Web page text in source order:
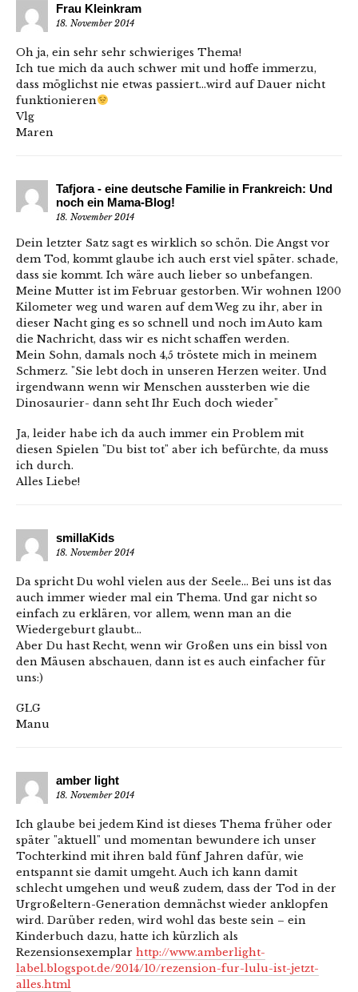
Frau Kleinkram
18. November 2014
Oh ja, ein sehr sehr schwieriges Thema!
Ich tue mich da auch schwer mit und hoffe immerzu,
dass möglichst nie etwas passiert…wird auf Dauer nicht
funktionieren
Vlg
Maren
Tafjora - eine deutsche Familie in Frankreich: Und
noch ein Mama-Blog!
18. November 2014
Dein letzter Satz sagt es wirklich so schön. Die Angst vor
dem Tod, kommt glaube ich auch erst viel später. schade,
dass sie kommt. Ich wäre auch lieber so unbefangen.
Meine Mutter ist im Februar gestorben. Wir wohnen 1200
Kilometer weg und waren auf dem Weg zu ihr, aber in
dieser Nacht ging es so schnell und noch im Auto kam
die Nachricht, dass wir es nicht schaffen werden.
Mein Sohn, damals noch 4,5 tröstete mich in meinem
Schmerz. "Sie lebt doch in unseren Herzen weiter. Und
irgendwann wenn wir Menschen aussterben wie die
Dinosaurier- dann seht Ihr Euch doch wieder"
Ja, leider habe ich da auch immer ein Problem mit
diesen Spielen "Du bist tot" aber ich befürchte, da muss
ich durch.
Alles Liebe!
smillaKids
18. November 2014
Da spricht Du wohl vielen aus der Seele… Bei uns ist das
auch immer wieder mal ein Thema. Und gar nicht so
einfach zu erklären, vor allem, wenn man an die
Wiedergeburt glaubt…
Aber Du hast Recht, wenn wir Großen uns ein bissl von
den Mäusen abschauen, dann ist es auch einfacher für
uns:)
GLG
Manu
amber light
18. November 2014
Ich glaube bei jedem Kind ist dieses Thema früher oder
später "aktuell" und momentan bewundere ich unser
Tochterkind mit ihren bald fünf Jahren dafür, wie
entspannt sie damit umgeht. Auch ich kann damit
schlecht umgehen und weuß zudem, dass der Tod in der
Urgroßeltern-Generation demnächst wieder anklopfen
wird. Darüber reden, wird wohl das beste sein – ein
Kinderbuch dazu, hatte ich kürzlich als
Rezensionsexemplar http://www.amberlight-
label.blogspot.de/2014/10/rezension-fur-lulu-ist-jetzt-
alles.html